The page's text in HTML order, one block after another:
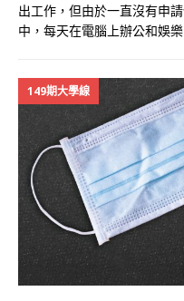
出工作，但由於一直沒有申
中，每天在電腦上辦公和娛樂
149期大學線